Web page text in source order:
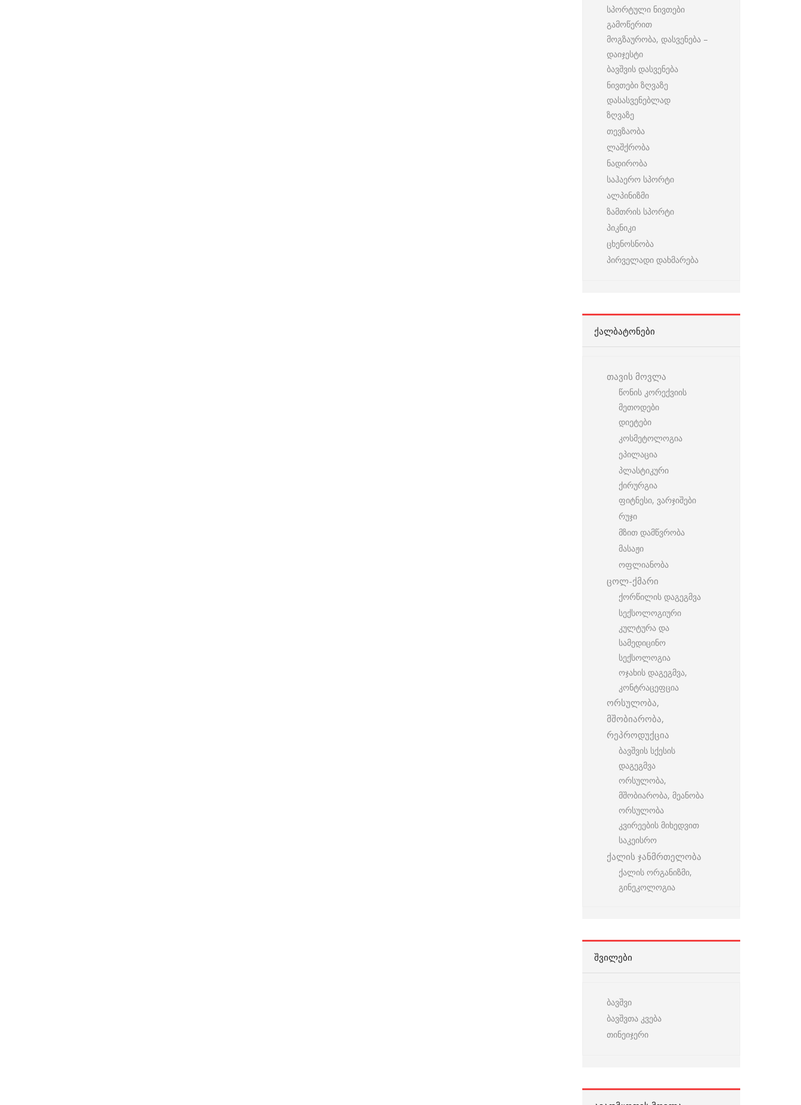
სპორტული ნივთები
გამოწერით
მოგზაურობა, დასვენება –
დაიჯესტი
ბავშვის დასვენება
ნივთები ზღვაზე
დასასვენებლად
ზღვაზე
თევზაობა
ლაშქრობა
ნადირობა
საჰაერო სპორტი
ალპინიზმი
ზამთრის სპორტი
პიკნიკი
ცხენოსნობა
პირველადი დახმარება
ᲥᲐᲚᲑᲐᲢᲝᲜᲔᲑᲘ
თავის მოვლა
წონის კორექვიის
მეთოდები
დიეტები
კოსმეტოლოგია
ეპილაცია
პლასტიკური
ქირურგია
ფიტნესი, ვარჯიშები
რუჯი
მზით დამწვრობა
მასაჟი
ოფლიანობა
ცოლ-ქმარი
ქორწილის დაგეგმვა
სექსოლოგიური
კულტურა და
სამედიცინო
სექსოლოგია
ოჯახის დაგეგმვა,
კონტრაცეფცია
ორსულობა,
მშობიარობა,
რეპროდუქცია
ბავშვის სქესის
დაგეგმვა
ორსულობა,
მშობიარობა, მეანობა
ორსულობა
კვირეების მიხედვით
საკეისრო
ქალის ჯანმრთელობა
ქალის ორგანიზმი,
გინეკოლოგია
ᲨᲕᲘᲚᲔᲑᲘ
ბავშვი
ბავშვთა კვება
თინეიჯერი